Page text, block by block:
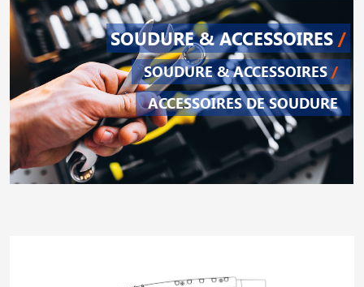
SOUDURE & ACCESSOIRES /
SOUDURE & ACCESSOIRES /
ACCESSOIRES DE SOUDURE